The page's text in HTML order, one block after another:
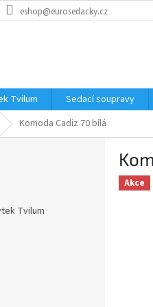
eshop@eurosedacky.cz
Tvilum Sedací soupravy
Komoda Cadiz 70 bílá
Tvilum
Akce